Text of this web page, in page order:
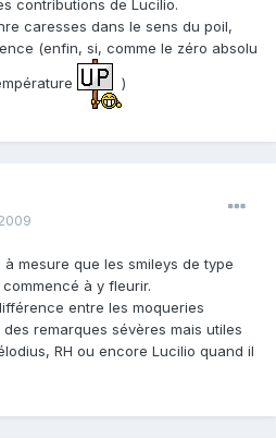
contributions de Lucilio.
caresses dans le sens du poil,
(enfin, si, comme le zéro absolu
)
mesure que les smileys de type
à y fleurir.
entre les moqueries
remarques sévères mais utiles
RH ou encore Lucilio quand il